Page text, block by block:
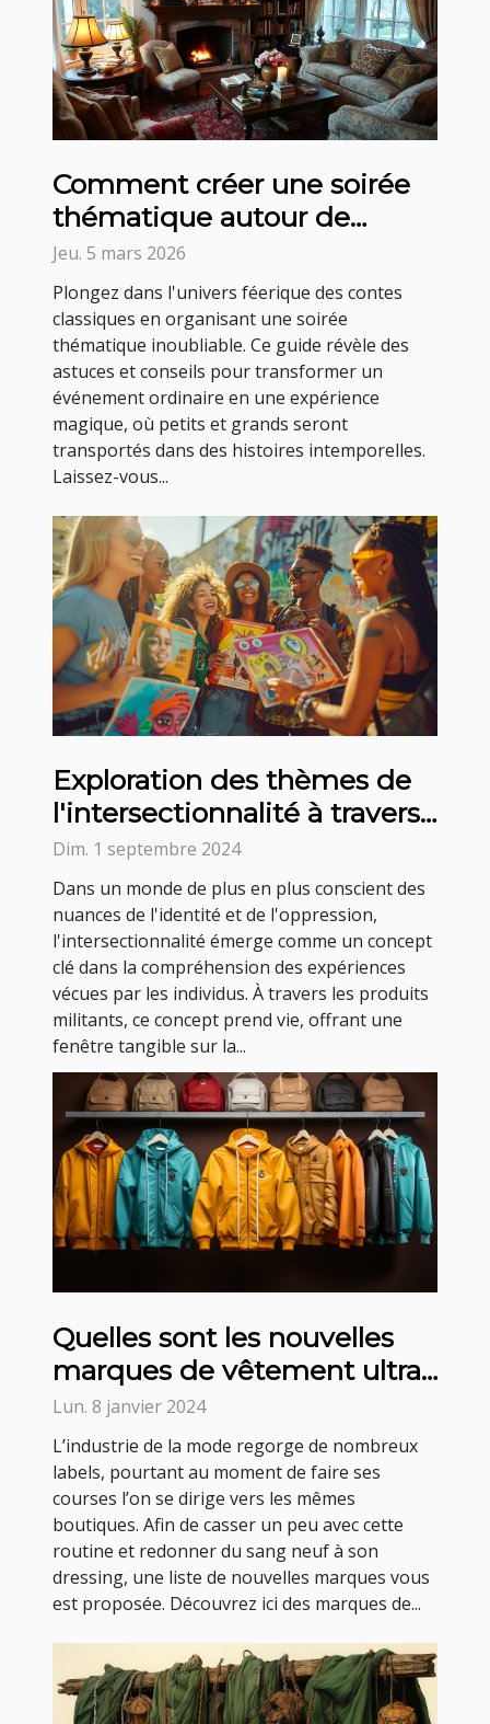
Comment créer une soirée
thématique autour de
contes classiques ?
Jeu. 5 mars 2026
Plongez dans l'univers féerique des contes
classiques en organisant une soirée
thématique inoubliable. Ce guide révèle des
astuces et conseils pour transformer un
événement ordinaire en une expérience
magique, où petits et grands seront
transportés dans des histoires intemporelles.
Laissez-vous...
Exploration des thèmes de
l'intersectionnalité à travers
des produits militants
Dim. 1 septembre 2024
Dans un monde de plus en plus conscient des
nuances de l'identité et de l'oppression,
l'intersectionnalité émerge comme un concept
clé dans la compréhension des expériences
vécues par les individus. À travers les produits
militants, ce concept prend vie, offrant une
fenêtre tangible sur la...
Quelles sont les nouvelles
marques de vêtement ultra
tendance ?
Lun. 8 janvier 2024
L’industrie de la mode regorge de nombreux
labels, pourtant au moment de faire ses
courses l’on se dirige vers les mêmes
boutiques. Afin de casser un peu avec cette
routine et redonner du sang neuf à son
dressing, une liste de nouvelles marques vous
est proposée. Découvrez ici des marques de...